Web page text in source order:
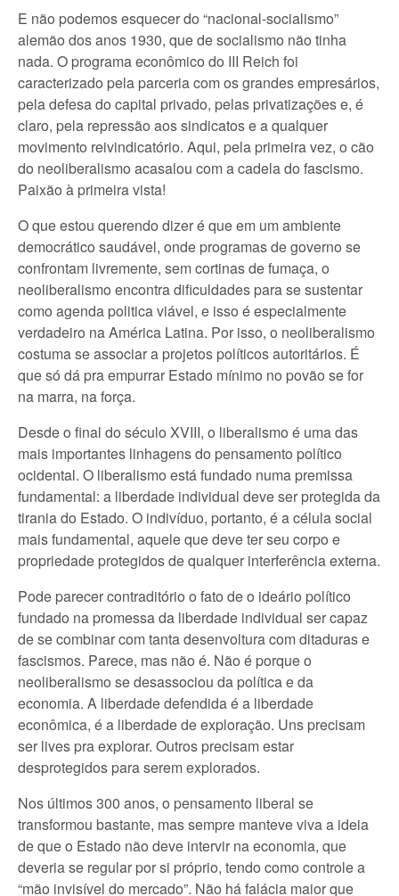
E não podemos esquecer do “nacional-socialismo”
alemão dos anos 1930, que de socialismo não tinha
nada. O programa econômico do III Reich foi
caracterizado pela parceria com os grandes empresários,
pela defesa do capital privado, pelas privatizações e, é
claro, pela repressão aos sindicatos e a qualquer
movimento reivindicatório. Aqui, pela primeira vez, o cão
do neoliberalismo acasalou com a cadela do fascismo.
Paixão à primeira vista!
O que estou querendo dizer é que em um ambiente
democrático saudável, onde programas de governo se
confrontam livremente, sem cortinas de fumaça, o
neoliberalismo encontra dificuldades para se sustentar
como agenda politica viável, e isso é especialmente
verdadeiro na América Latina. Por isso, o neoliberalismo
costuma se associar a projetos políticos autoritários. É
que só dá pra empurrar Estado mínimo no povão se for
na marra, na força.
Desde o final do século XVIII, o liberalismo é uma das
mais importantes linhagens do pensamento político
ocidental. O liberalismo está fundado numa premissa
fundamental: a liberdade individual deve ser protegida da
tirania do Estado. O indivíduo, portanto, é a célula social
mais fundamental, aquele que deve ter seu corpo e
propriedade protegidos de qualquer interferência externa.
Pode parecer contraditório o fato de o ideário político
fundado na promessa da liberdade individual ser capaz
de se combinar com tanta desenvoltura com ditaduras e
fascismos. Parece, mas não é. Não é porque o
neoliberalismo se desassociou da política e da
economia. A liberdade defendida é a liberdade
econômica, é a liberdade de exploração. Uns precisam
ser lives pra explorar. Outros precisam estar
desprotegidos para serem explorados.
Nos últimos 300 anos, o pensamento liberal se
transformou bastante, mas sempre manteve viva a ideia
de que o Estado não deve intervir na economia, que
deveria se regular por si próprio, tendo como controle a
“mão invisível do mercado”. Não há falácia maior que